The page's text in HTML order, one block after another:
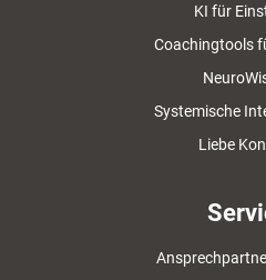
KI für
Coachingtools
Systemische
Liebe